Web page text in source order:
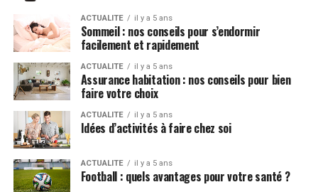
ACTUALITE il y a 5 ans
Sommeil : nos conseils pour s’endormir
facilement et rapidement
ACTUALITE il y a 5 ans
Assurance habitation : nos conseils pour bien
faire votre choix
ACTUALITE il y a 5 ans
Idées d’activités à faire chez soi
ACTUALITE il y a 5 ans
Football : quels avantages pour votre santé ?